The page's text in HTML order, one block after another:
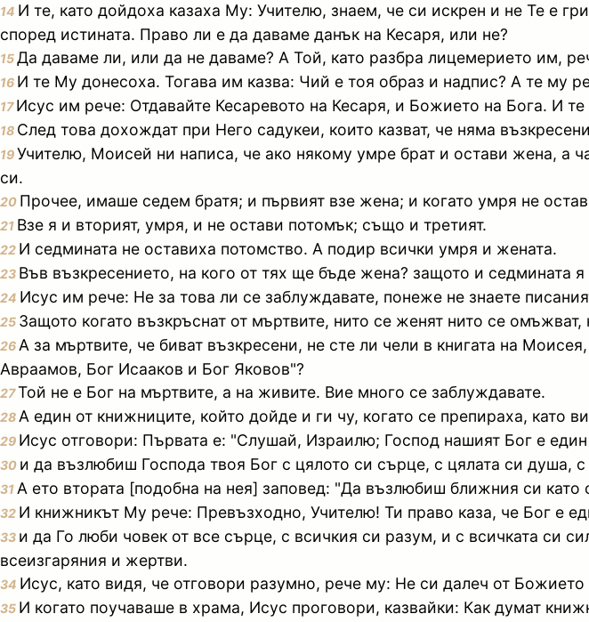
14 И те, като дойдоха казаха Му: Учителю, знаем, че си искрен и не Те е
според истината. Право ли е да даваме данък на Кесаря, или не?
15Да даваме ли, или да не даваме? А Той, като разбра лицемерието им,
16 И те Му донесоха. Тогава им казва: Чий е тоя образ и надпис? А те му
17Исус им рече: Отдавайте Кесаревото на Кесаря, и Божието на Бога. И
18 След това дохождат при Него садукеи, които казват, че няма
19Учителю, Моисей ни написа, че ако някому умре брат и остави жена, а
си.
20 Прочее, имаше седем братя; и първият взе жена; и когато умря не
21 Взе я и вторият, умря, и не остави потомък; също и третият.
22 И седмината не оставиха потомство. А подир всички умря и жената.
23 Във възкресението, на кого от тях ще бъде жена? защото и седмината
24 Исус им рече: Не за това ли се заблуждавате, понеже не знаете
25 Защото когато възкръснат от мъртвите, нито се женят нито се омъжват,
26 А за мъртвите, че биват възкресени, не сте ли чели в книгата на
Авраамов, Бог Исааков и Бог Яковов"?
27Той не е Бог на мъртвите, а на живите. Вие много се заблуждавате.
28 А един от книжниците, който дойде и ги чу, когато се препираха, като
29 Исус отговори: Първата е: "Слушай, Израилю; Господ нашият Бог е
30 и да възлюбиш Господа твоя Бог с цялото си сърце, с цялата си душа,
31 А ето втората [подобна на нея] заповед: "Да възлюбиш ближния си като
32 И книжникът Му рече: Превъзходно, Учителю! Ти право каза, че Бог е
33 и да Го люби човек от все сърце, с всичкия си разум, и с всичката си
всеизгаряния и жертви.
34 Исус, като видя, че отговори разумно, рече му: Не си далеч от
35 И когато поучаваше в храма, Исус проговори, казвайки: Как думат